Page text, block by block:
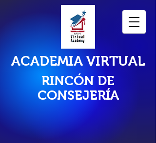
ACADEMIA VIRTUAL
RINCÓN DE
CONSEJERÍA
ensayo universitario